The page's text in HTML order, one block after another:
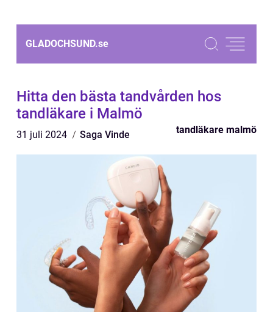
GLADOCHSUND.se
Hitta den bästa tandvården hos
tandläkare i Malmö
31 juli 2024 Saga Vinde tandläkare malmö